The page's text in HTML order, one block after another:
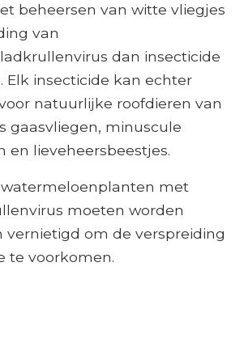
beheersen van witte vliegjes
van
dan insecticide
Elk insecticide kan echter
natuurlijke roofdieren van
gaasvliegen, minuscule
en lieveheersbeestjes.
met
moeten worden
vernietigd om de verspreiding
te voorkomen.